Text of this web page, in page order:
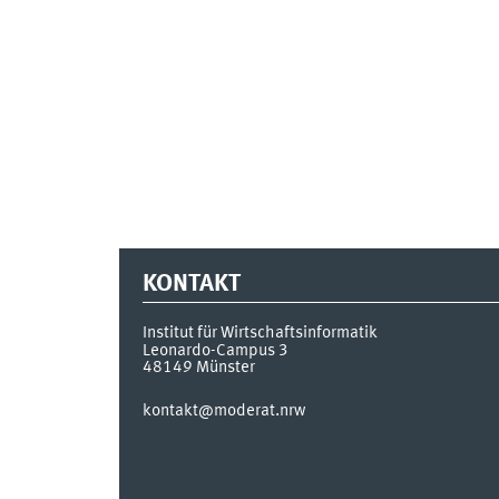
KONTAKT
Institut für Wirtschaftsinformatik
Leonardo-Campus 3
48149 Münster
kontakt@moderat.nrw